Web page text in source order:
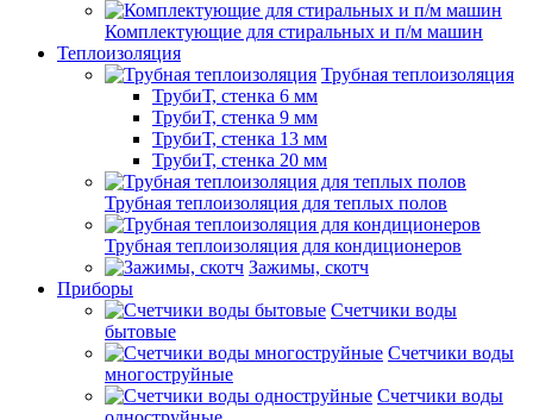
Комплектующие для стиральных и п/м машин
Теплоизоляция
Трубная теплоизоляция
ТрубиТ, стенка 6 мм
ТрубиТ, стенка 9 мм
ТрубиТ, стенка 13 мм
ТрубиТ, стенка 20 мм
Трубная теплоизоляция для теплых полов
Трубная теплоизоляция для кондиционеров
Зажимы, скотч
Приборы
Счетчики воды
бытовые
Счетчики воды
многоструйные
Счетчики воды